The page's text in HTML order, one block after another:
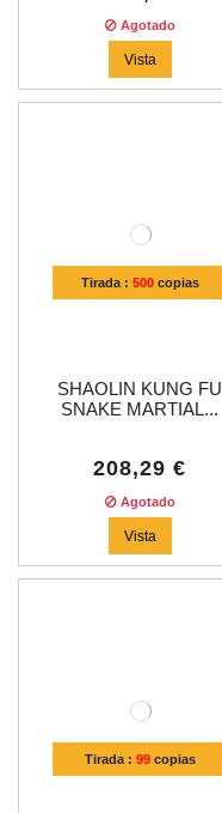
Agotado
Vista
Tirada : 500copias
SHAOLIN KUNG FU
SNAKE MARTIAL...
208,29 €
Agotado
Vista
Tirada : 99copias